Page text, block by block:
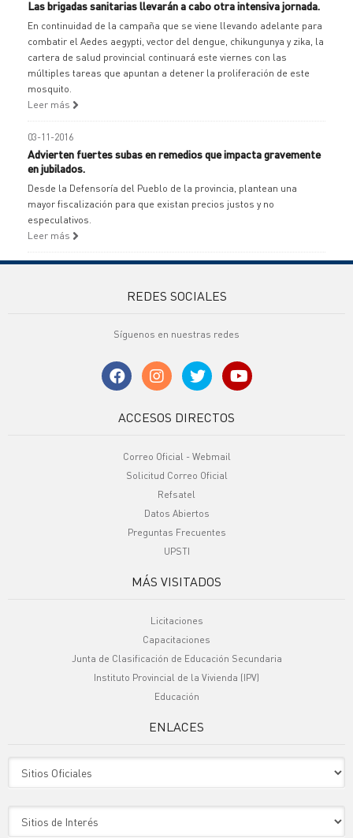
Las brigadas sanitarias llevarán a cabo otra intensiva jornada.
En continuidad de la campaña que se viene llevando adelante para
combatir el Aedes aegypti, vector del dengue, chikungunya y zika, la
cartera de salud provincial continuará este viernes con las
múltiples tareas que apuntan a detener la proliferación de este
mosquito.
Leer más
03-11-2016
Advierten fuertes subas en remedios que impacta gravemente
en jubilados.
Desde la Defensoría del Pueblo de la provincia, plantean una
mayor fiscalización para que existan precios justos y no
especulativos.
Leer más
REDES SOCIALES
Síguenos en nuestras redes
ACCESOS DIRECTOS
Correo Oficial - Webmail
Solicitud Correo Oficial
Refsatel
Datos Abiertos
Preguntas Frecuentes
UPSTI
MÁS VISITADOS
Licitaciones
Capacitaciones
Junta de Clasificación de Educación Secundaria
Instituto Provincial de la Vivienda (IPV)
Educación
ENLACES